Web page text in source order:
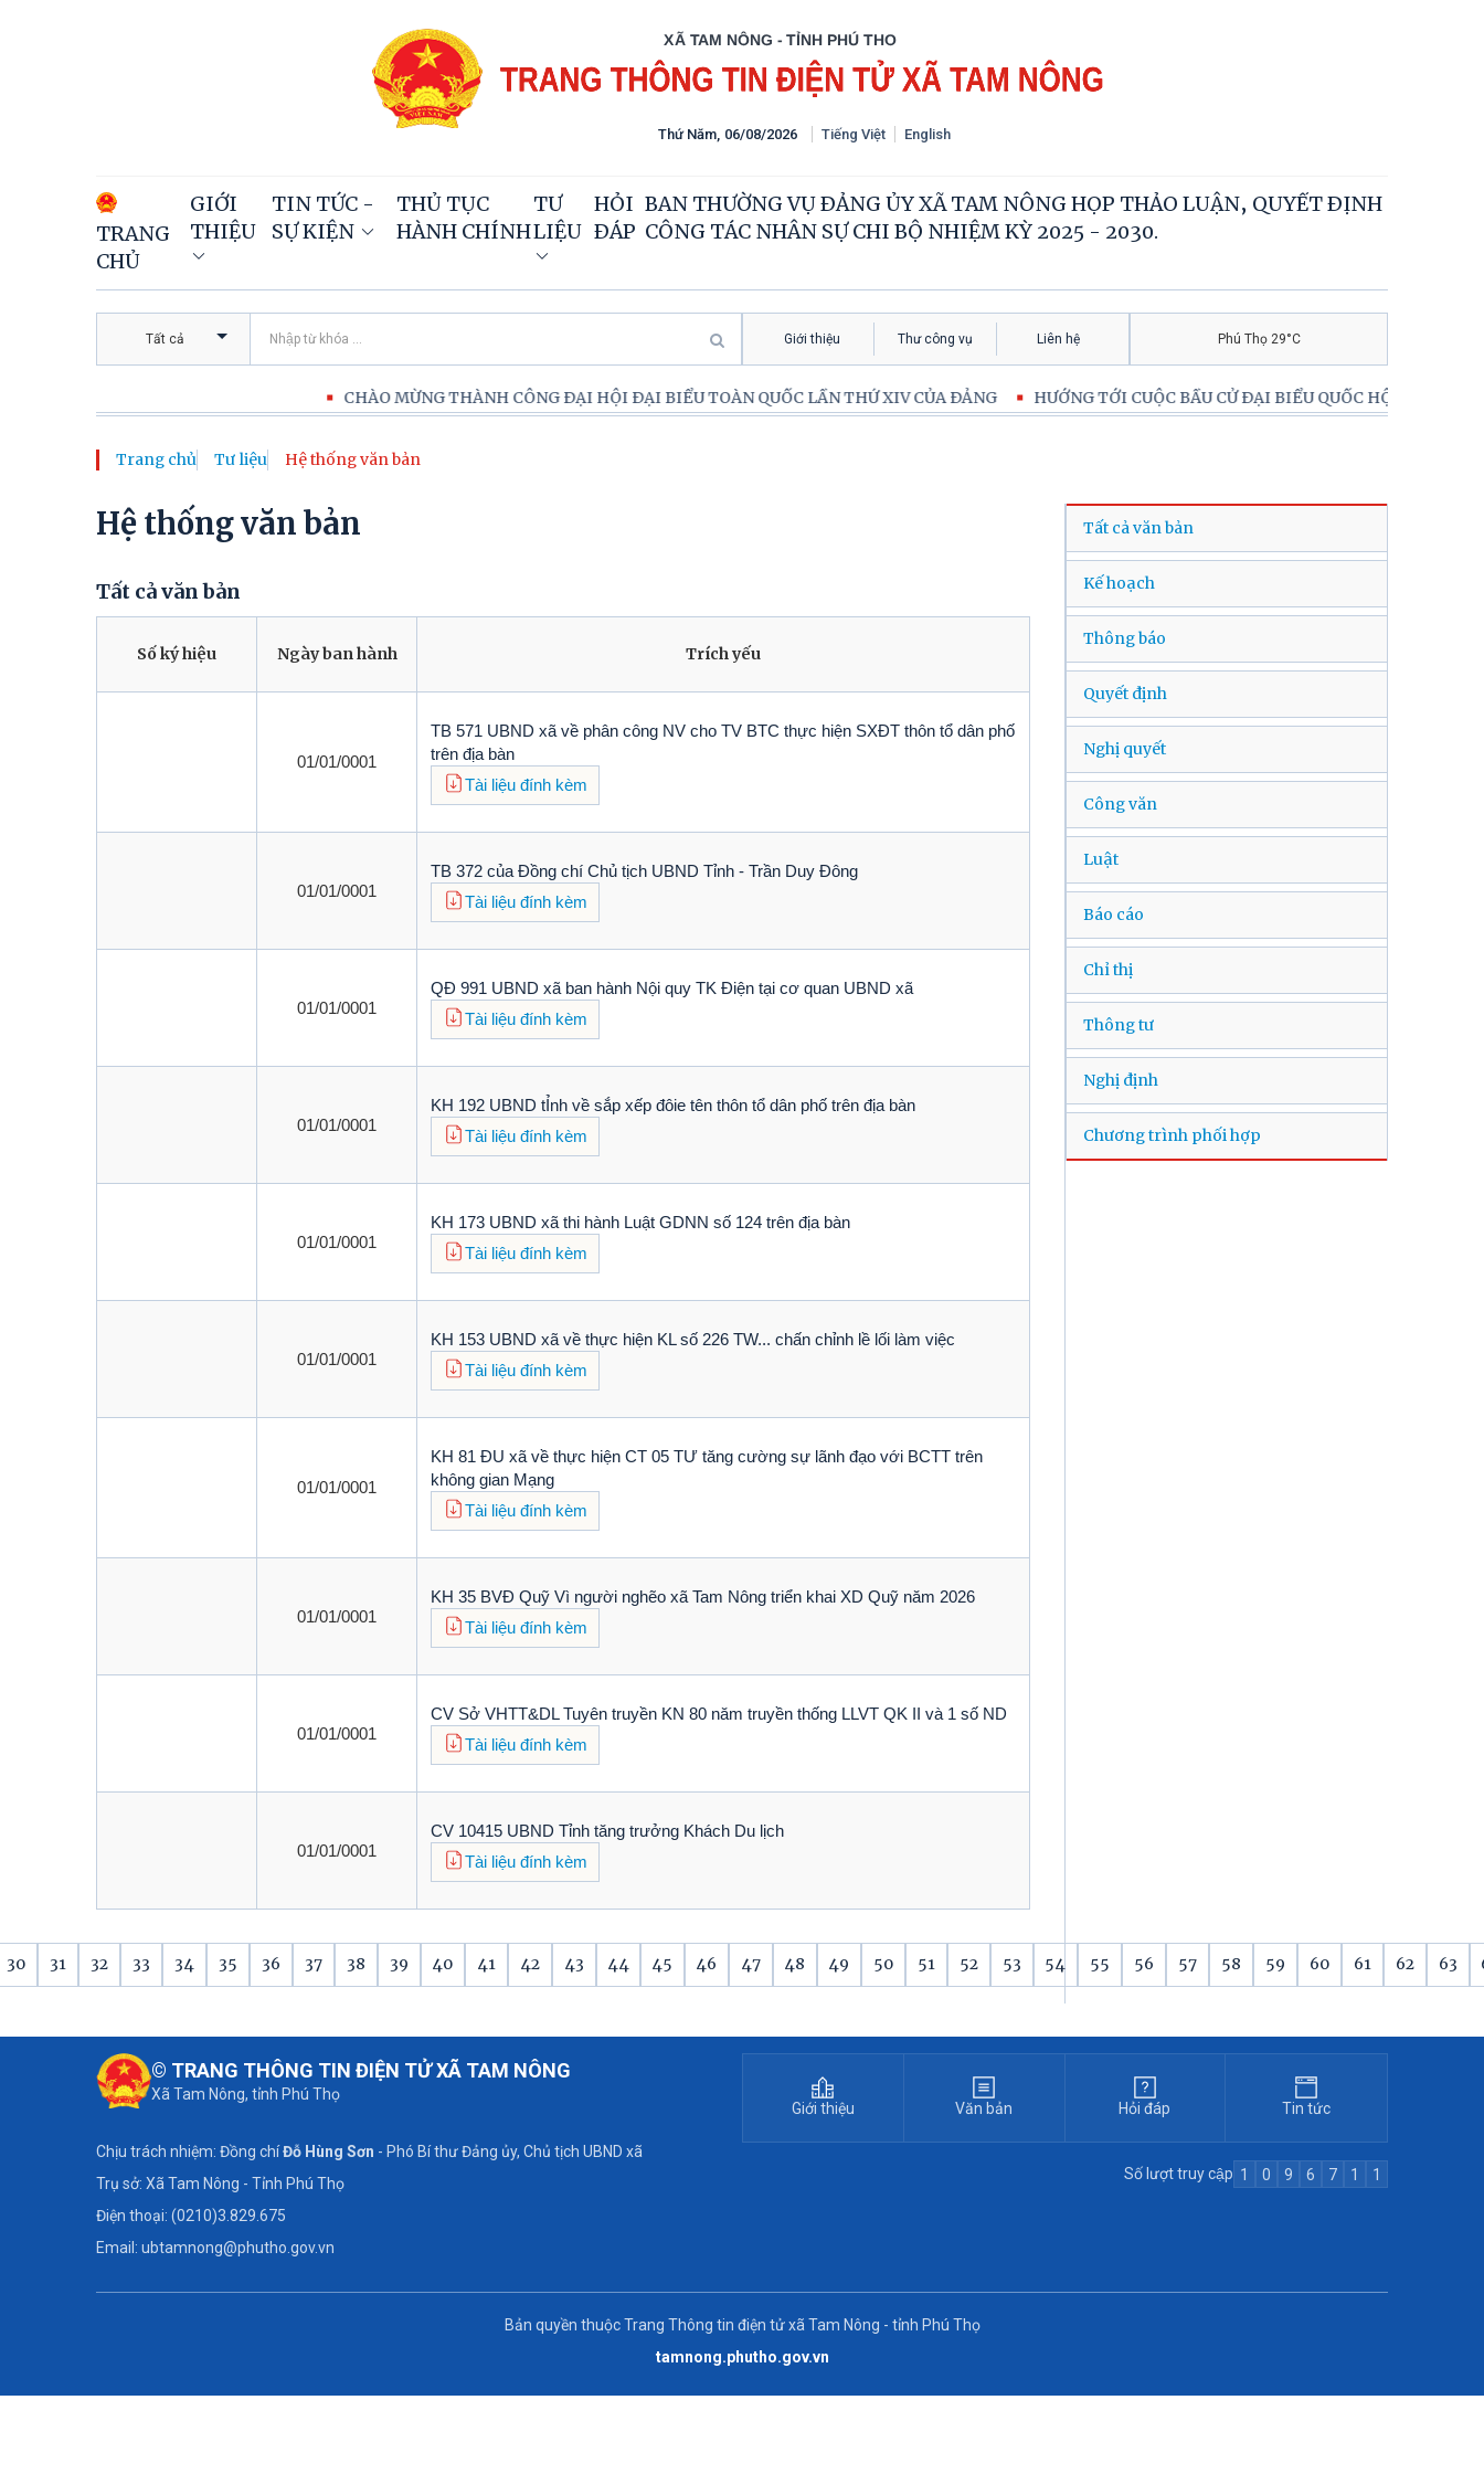
Thứ Năm, 06/08/2026 Tiếng Việt English
TRANG
CHỦ
GIỚI
THIỆU
TIN TỨC -
SỰ KIỆN
THỦ TỤC
HÀNH CHÍNH
TƯ
LIỆU
HỎI
ĐÁP
BAN THƯỜNG VỤ ĐẢNG ỦY XÃ TAM NÔNG HỌP THẢO LUẬN, QUYẾT ĐỊNH
CÔNG TÁC NHÂN SỰ CHI BỘ NHIỆM KỲ 2025 - 2030.
Tất cả Giới thiệu Thư công vụ Liên hệ Phú Thọ 29°C
CHÀO MỪNG THÀNH CÔNG ĐẠI HỘI ĐẠI BIỂU TOÀN QUỐC LẦN THỨ XIV CỦA ĐẢNG HƯỚNG TỚI CUỘC BẦU CỬ ĐẠI BIỂU QUỐC HỘI KHOÁ XVI VÀ
Trang chủ Tư liệu Hệ thống văn bản
Hệ thống văn bản
Tất cả văn bản
Số ký hiệu Ngày ban hành Trích yếu
01/01/0001
TB 571 UBND xã về phân công NV cho TV BTC thực hiện SXĐT thôn tổ dân phố
trên địa bàn
Tài liệu đính kèm
01/01/0001
TB 372 của Đồng chí Chủ tịch UBND Tỉnh - Trần Duy Đông
Tài liệu đính kèm
01/01/0001
QĐ 991 UBND xã ban hành Nội quy TK Điện tại cơ quan UBND xã
Tài liệu đính kèm
01/01/0001
KH 192 UBND tỈnh về sắp xếp đôie tên thôn tổ dân phố trên địa bàn
Tài liệu đính kèm
01/01/0001
KH 173 UBND xã thi hành Luật GDNN số 124 trên địa bàn
Tài liệu đính kèm
01/01/0001
KH 153 UBND xã về thực hiện KL số 226 TW... chấn chỉnh lề lối làm việc
Tài liệu đính kèm
01/01/0001
KH 81 ĐU xã về thực hiện CT 05 TƯ tăng cường sự lãnh đạo với BCTT trên
không gian Mạng
Tài liệu đính kèm
01/01/0001
KH 35 BVĐ Quỹ Vì người nghẽo xã Tam Nông triển khai XD Quỹ năm 2026
Tài liệu đính kèm
01/01/0001
CV Sở VHTT&DL Tuyên truyền KN 80 năm truyền thống LLVT QK II và 1 số ND
Tài liệu đính kèm
01/01/0001
CV 10415 UBND Tỉnh tăng trưởng Khách Du lịch
Tài liệu đính kèm
30 31 32 33 34 35 36 37 38 39 40 41 42 43 44 45 46 47 48 49 50 51 52 53 54 55 56 57 58 59 60 61 62 63
Tất cả văn bản
Kế hoạch
Thông báo
Quyết định
Nghị quyết
Công văn
Luật
Báo cáo
Chỉ thị
Thông tư
Nghị định
Chương trình phối hợp
© TRANG THÔNG TIN ĐIỆN TỬ XÃ TAM NÔNG
Xã Tam Nông, tỉnh Phú Thọ
Chịu trách nhiệm: Đồng chíĐỗ Hùng Sơn - Phó Bí thư Đảng ủy, Chủ tịch UBND xã
Trụ sở: Xã Tam Nông - Tỉnh Phú Thọ
Điện thoại: (0210)3.829.675
Email: ubtamnong@phutho.gov.vn
Giới thiệu Văn bản Hỏi đáp Tin tức
Số lượt truy cập 1 0 9 6 7 1 1
Bản quyền thuộc Trang Thông tin điện tử xã Tam Nông - tỉnh Phú Thọ
tamnong.phutho.gov.vn